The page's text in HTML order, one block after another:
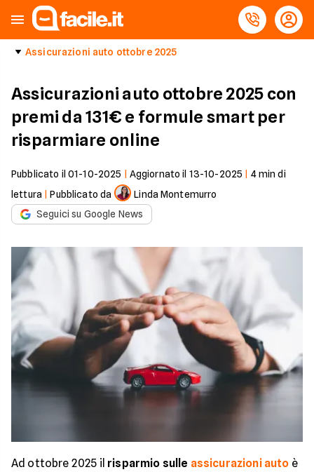
Assicurazioni auto ottobre 2025
Assicurazioni auto ottobre 2025 con
premi da 131€ e formule smart per
risparmiare online
Pubblicato il 01-10-2025 Aggiornato il 13-10-2025 4min di
lettura |Pubblicato da
Linda Montemurro
Seguici su Google News
Ad ottobre 2025 il risparmio sulle assicurazioni auto è